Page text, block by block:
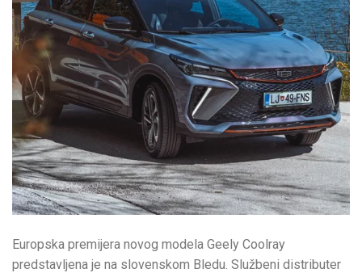
Europska premijera novog modela Geely Coolray
predstavljena je na slovenskom Bledu. Službeni distributer